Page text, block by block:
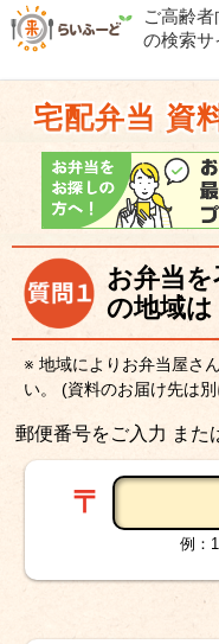
ご高齢
の検索サ
宅配弁当 資
お弁当
の地域は
※ 地域によりお弁当屋さ
い。 (資料のお届け先は
郵便番号をご入力 また
〒
例：